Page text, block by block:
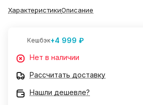
ХарактеристикиОписание
Кешбэк+4 999 ₽
Нет в наличии
Рассчитать доставку
Нашли дешевле?